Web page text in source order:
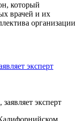
который
врачей и их
организации
эксперт